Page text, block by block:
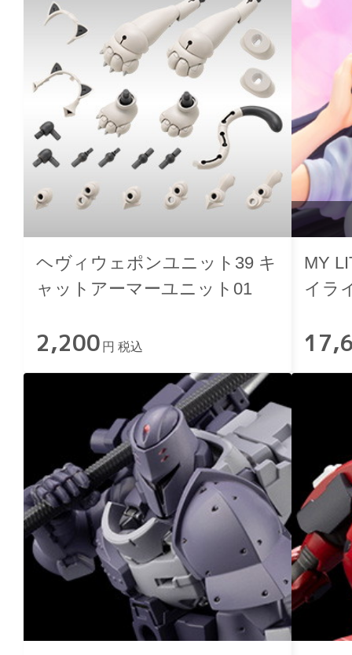
ヘヴィウェポンユニット39 キ
ャットアーマーユニット01
2,200 円 税込
MY
イラ